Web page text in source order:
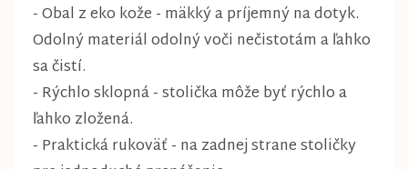
- Obal z eko kože - mäkký a príjemný na dotyk.
Odolný materiál odolný voči nečistotám a ľahko
sa čistí.
- Rýchlo sklopná - stolička môže byť rýchlo a
ľahko zložená.
- Praktická rukoväť - na zadnej strane stoličky